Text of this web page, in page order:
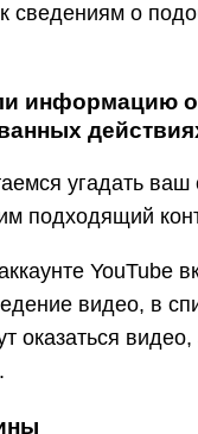
сведениям о
информацию о
угадать
подходящий
YouTube
видео, в
оказаться